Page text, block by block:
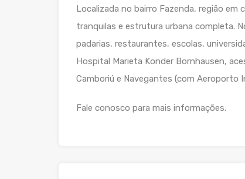
Localizada no bairro Fazenda, região
tranquilas e estrutura urbana completa.
padarias, restaurantes, escolas,
Hospital Marieta Konder Bornhausen,
Camboriú e Navegantes (com Aeroporto
Fale conosco para mais informações.